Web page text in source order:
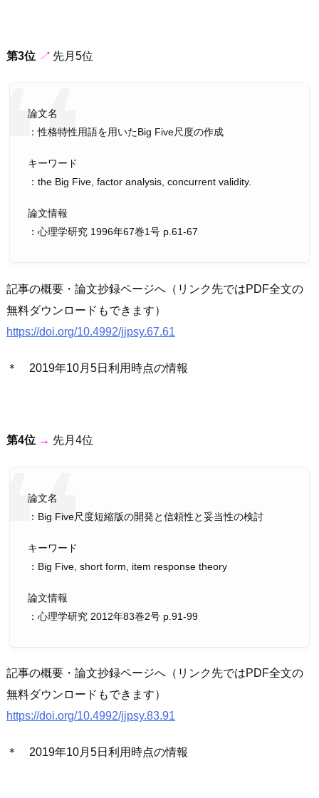
第3位 ↗︎ 先月5位
論文名
：性格特性用語を用いたBig Five尺度の作成
キーワード
：the Big Five, factor analysis, concurrent validity.
論文情報
：心理学研究 1996年67巻1号 p.61-67
記事の概要・論文抄録ページへ（リンク先ではPDF全文の
無料ダウンロードもできます）
https://doi.org/10.4992/jjpsy.67.61
＊ 2019年10月5日利用時点の情報
第4位 → 先月4位
論文名
：Big Five尺度短縮版の開発と信頼性と妥当性の検討
キーワード
：Big Five, short form, item response theory
論文情報
：心理学研究 2012年83巻2号 p.91-99
記事の概要・論文抄録ページへ（リンク先ではPDF全文の
無料ダウンロードもできます）
https://doi.org/10.4992/jjpsy.83.91
＊ 2019年10月5日利用時点の情報